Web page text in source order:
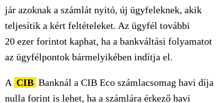
jár azoknak a számlát nyitó, új ügyfeleknek, akik
teljesítik a kért feltételeket. Az ügyfél további
20 ezer forintot kaphat, ha a bankváltási folyamatot
az ügyfélpontok bármelyikében indítja el.
A CIB Banknál a CIB Eco számlacsomag havi díja
nulla forint is lehet, ha a számlára érkező havi